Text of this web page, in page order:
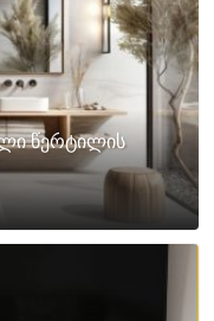
წერტილის